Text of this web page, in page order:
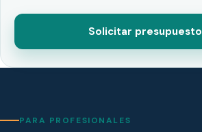
Solicitar presupuesto
PARA PROFESIONALES